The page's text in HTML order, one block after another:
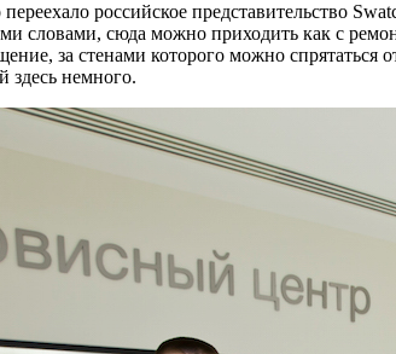
российское представительство
словами, сюда можно приходить как с
за стенами которого можно
здесь немного.